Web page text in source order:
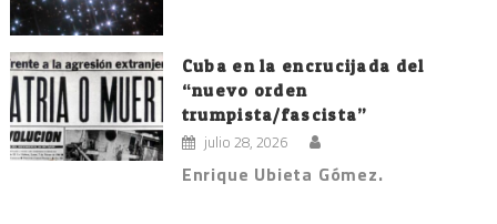
Cuba en la encrucijada del
“nuevo orden
trumpista/fascista”
julio 28, 2026
Enrique Ubieta Gómez.